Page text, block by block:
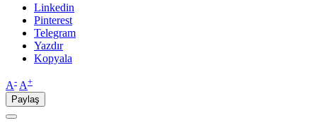
Linkedin
Pinterest
Telegram
Yazdır
Kopyala
A- A+
Paylaş